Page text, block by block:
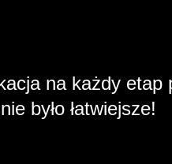
na każdy etap
było łatwiejsze!